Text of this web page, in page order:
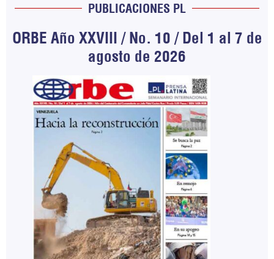
PUBLICACIONES PL
ORBE Año XXVIII / No. 10 / Del 1 al 7 de
agosto de 2026